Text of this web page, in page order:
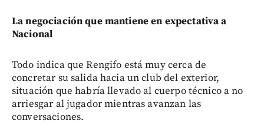
La negociación que mantiene en expectativa a
Nacional
Todo indica que Rengifo está muy cerca de
concretar su salida hacia un club del exterior,
situación que habría llevado al cuerpo técnico a no
arriesgar al jugador mientras avanzan las
conversaciones.